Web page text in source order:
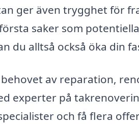
ger även trygghet för
saker som
du alltså också öka din
av reparation,
experter på
och få flera